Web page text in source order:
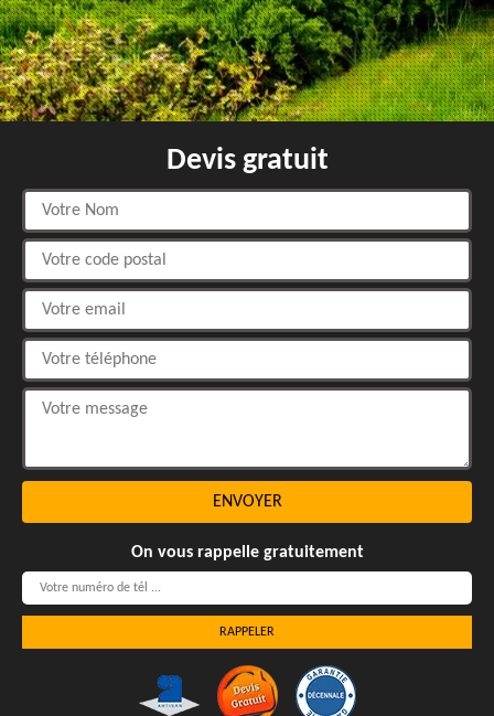
Devis gratuit
On vous rappelle gratuitement